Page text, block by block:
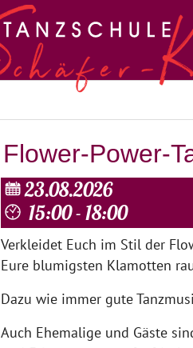
Flower-Power-
23.08.2026
15:00 - 18:00
Verkleidet Euch im Stil der
Eure blumigsten Klamotten
Dazu wie immer gute
Auch Ehemalige und Gäste